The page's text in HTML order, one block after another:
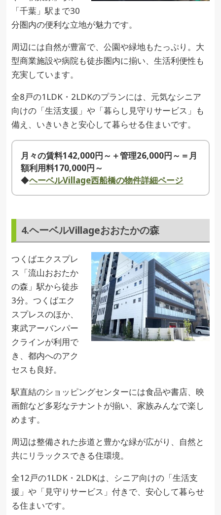
「千葉」駅まで30
分圏内の便利な立地が魅力です。
周辺には自然が豊富で、公園や緑地もたっぷり。大
型商業施設や病院も徒歩圏内に揃い、生活利便性も
充実しています。
全8戸の1LDK・2LDKのプランには、元気なシニア
向けの「生活支援」や「暮らし見守りサービス」も
備え、いきいきと安心して暮らせる住まいです。
月々の賃料142,000円～＋管理26,000円～＝月
額利用料170,000円～
◆ヘーベルVillage西船橋の物件詳細ページ
4.ヘーベルVillageおおたかの森
つくばエクスプレ
ス「流山おおたか
の森」駅から徒歩
3分。つくばエク
スプレスのほか、
東武アーバンパー
クラインが利用で
き、都内へのアク
セスも良好。
駅直結のショッピングセンターには食品や書店、映
画館など多彩なテナントが揃い、家族みんなで楽し
めます。
周辺は整備された歩道と豊かな緑が広がり、自然と
共にリラックスできる住環境。
全12戸の1LDK・2LDKは、シニア向けの「生活支
援」や「見守りサービス」付きで、安心して暮らせ
る住まいです。